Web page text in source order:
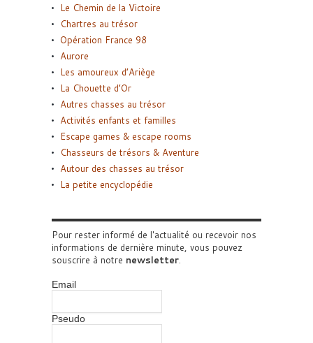
Le Chemin de la Victoire
Chartres au trésor
Opération France 98
Aurore
Les amoureux d’Ariège
La Chouette d’Or
Autres chasses au trésor
Activités enfants et familles
Escape games & escape rooms
Chasseurs de trésors & Aventure
Autour des chasses au trésor
La petite encyclopédie
Pour rester informé de l'actualité ou recevoir nos
informations de dernière minute, vous pouvez
souscrire à notre newsletter.
Email
Pseudo